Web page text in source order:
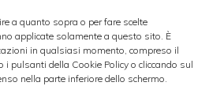
a quanto sopra o per fare scelte
applicate solamente a questo sito. È
in qualsiasi momento, compreso il
pulsanti della Cookie Policy o cliccando sul
nella parte inferiore dello schermo.
ore. A fare la
essere l’indiceIFO
pubblicato questa